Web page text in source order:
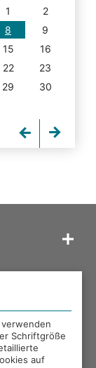
1
2
8
9
15
16
22
23
29
30
Schriftgröße
auf